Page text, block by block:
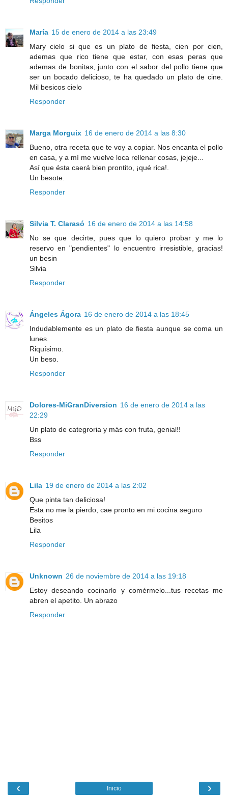
María 15 de enero de 2014 a las 23:49
Mary cielo si que es un plato de fiesta, cien por cien,
ademas que rico tiene que estar, con esas peras que
ademas de bonitas, junto con el sabor del pollo tiene que
ser un bocado delicioso, te ha quedado un plato de cine.
Mil besicos cielo
Responder
Marga Morguix 16 de enero de 2014 a las 8:30
Bueno, otra receta que te voy a copiar. Nos encanta el pollo
en casa, y a mí me vuelve loca rellenar cosas, jejeje...
Así que ésta caerá bien prontito, ¡qué rica!.
Un besote.
Responder
Silvia T. Clarasó 16 de enero de 2014 a las 14:58
No se que decirte, pues que lo quiero probar y me lo
reservo en "pendientes" lo encuentro irresistible, gracias!
un besin
Silvia
Responder
Ángeles Ágora 16 de enero de 2014 a las 18:45
Indudablemente es un plato de fiesta aunque se coma un
lunes.
Riquísimo.
Un beso.
Responder
Dolores-MiGranDiversion 16 de enero de 2014 a las
22:29
Un plato de categroria y más con fruta, genial!!
Bss
Responder
Lila 19 de enero de 2014 a las 2:02
Que pinta tan deliciosa!
Esta no me la pierdo, cae pronto en mi cocina seguro
Besitos
Lila
Responder
Unknown 26 de noviembre de 2014 a las 19:18
Estoy deseando cocinarlo y comérmelo...tus recetas me
abren el apetito. Un abrazo
Responder
‹ ›
Inicio